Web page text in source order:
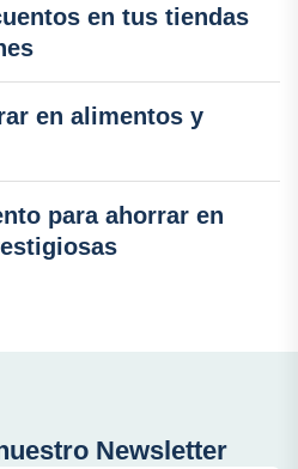
en tus tiendas
en alimentos y
para ahorrar en
Newsletter